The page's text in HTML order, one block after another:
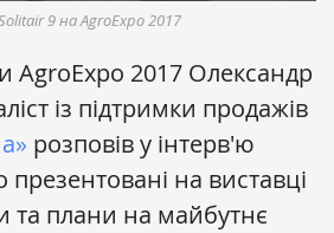
9 на AgroExpo 2017
AgroExpo 2017 Олександр
із підтримки продажів
розповів у інтерв'ю
презентовані на виставці
та плани на майбутнє